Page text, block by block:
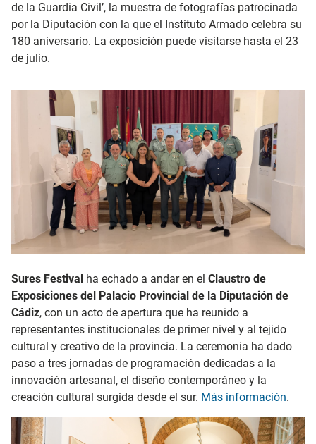
de la Guardia Civil’, la muestra de fotografías patrocinada
por la Diputación con la que el Instituto Armado celebra su
180 aniversario. La exposición puede visitarse hasta el 23
de julio.
Sures Festival ha echado a andar en el Claustro de
Exposiciones del Palacio Provincial de la Diputación de
Cádiz, con un acto de apertura que ha reunido a
representantes institucionales de primer nivel y al tejido
cultural y creativo de la provincia. La ceremonia ha dado
paso a tres jornadas de programación dedicadas a la
innovación artesanal, el diseño contemporáneo y la
creación cultural surgida desde el sur. Más información.